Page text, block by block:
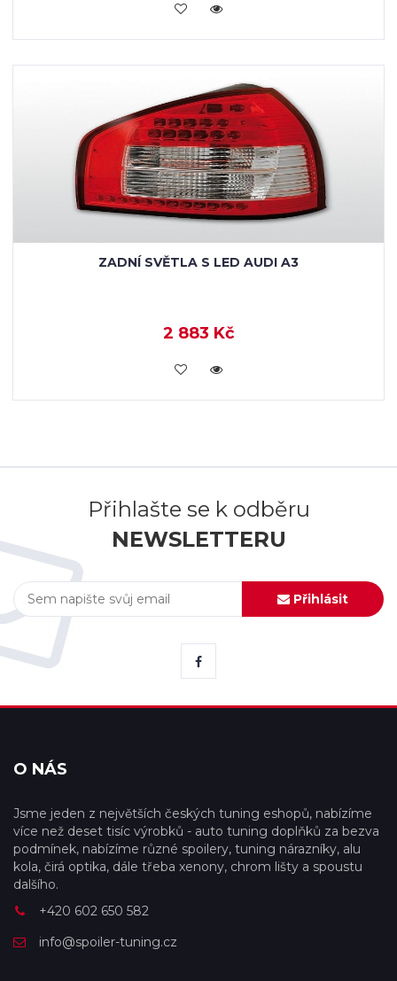
KOUPIT
ZADNÍ SVĚTLA S LED AUDI A3
2 883 Kč
KOUPIT
Přihlašte se k odběru
NEWSLETTERU
Přihlásit
O NÁS
Jsme jeden z největších českých tuning eshopů, nabízíme
více než deset tisíc výrobků - auto tuning doplňků za bezva
podmínek, nabízíme různé spoilery, tuning nárazníky, alu
kola, čirá optika, dále třeba xenony, chrom lišty a spoustu
dalšího.
+420 602 650 582
info@spoiler-tuning.cz